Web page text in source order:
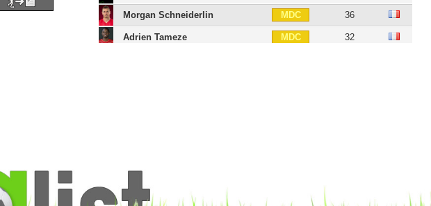
Morgan Schneiderlin MDC 36
Adrien Tameze MDC 32
Morgan Sanson
Danilo